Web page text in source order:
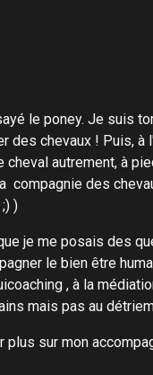
le poney. Je suis
des chevaux ! Puis,
cheval autrement, à
compagnie des
)
je me posais des
le bien être
, à la
mais pas au
plus sur mon